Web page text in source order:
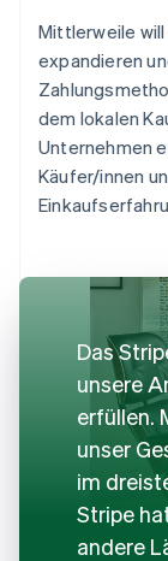
Mittlerweile will
expandieren
dem lokalen
Unternehmen
Käufer/innen
Das
unsere
erfüllen.
unser
im
Stripe
andere